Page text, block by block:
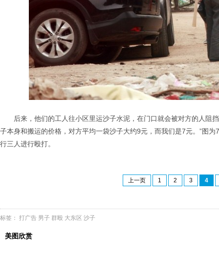
后来，他们的工人往小区里运沙子水泥，在门口就会被对方的人阻
子本身和搬运的价格，对方平均一袋沙子大约9元，而我们是7元。”图
行三人进行殴打。
上一页 1 2 3 4
标签： 打广告 男子 群殴 大东区 沙子
美图欣赏